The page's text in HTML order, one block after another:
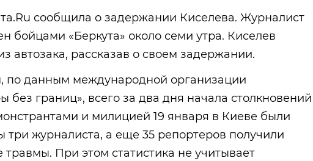
сообщила о задержании Киселева. Журналист
бойцами «Беркута» около семи утра. Киселев
автозака, рассказав о своем задержании.
по данным международной организации
без границ», всего за два дня начала столкновений
и милицией 19 января в Киеве были
три журналиста, а еще 35 репортеров получили
травмы. При этом статистика не учитывает